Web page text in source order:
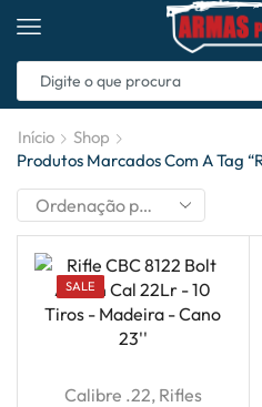
Início
Shop
Produtos Marcados Com A Tag
SALE
Calibre .22, Rifles